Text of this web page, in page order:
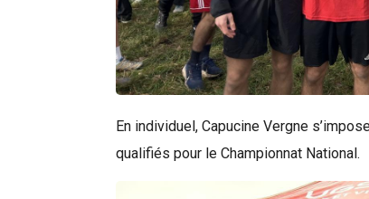
En individuel, Capucine Vergne
qualifiés pour le Championnat National.